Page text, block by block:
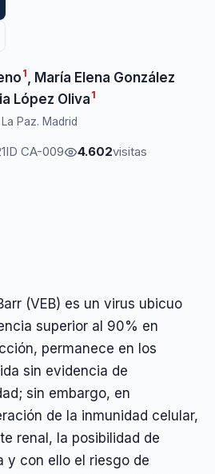
1
María Elena González
López Oliva 1
Paz. Madrid
ID CA-009 4.602visitas
(VEB) es un virus ubicuo
superior al 90% en
permanece en los
sin evidencia de
sin embargo, en
de la inmunidad celular,
renal, la posibilidad de
y con ello el riesgo de